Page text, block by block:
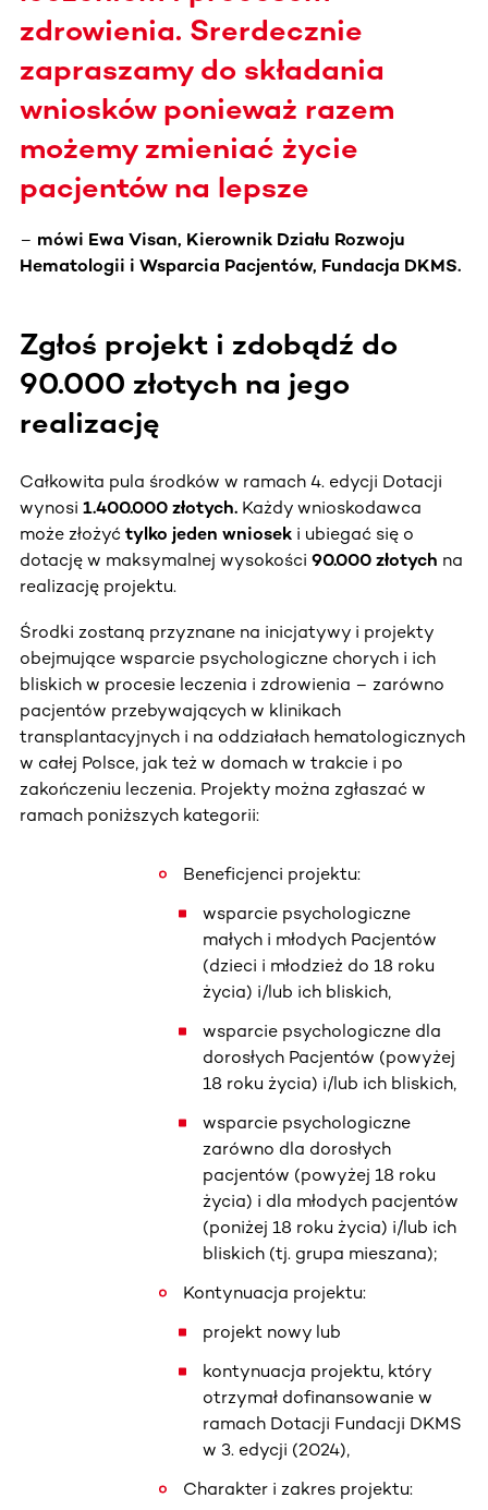
zdrowienia. Srerdecznie
zapraszamy do składania
wniosków ponieważ razem
możemy zmieniać życie
pacjentów na lepsze
– mówi Ewa Visan, Kierownik Działu Rozwoju
Hematologii i Wsparcia Pacjentów, Fundacja DKMS.
Zgłoś projekt i zdobądź do
90.000 złotych na jego
realizację
Całkowita pula środków w ramach 4. edycji Dotacji
wynosi 1.400.000 złotych. Każdy wnioskodawca
może złożyć tylko jeden wniosek i ubiegać się o
dotację w maksymalnej wysokości 90.000 złotych na
realizację projektu.
Środki zostaną przyznane na inicjatywy i projekty
obejmujące wsparcie psychologiczne chorych i ich
bliskich w procesie leczenia i zdrowienia – zarówno
pacjentów przebywających w klinikach
transplantacyjnych i na oddziałach hematologicznych
w całej Polsce, jak też w domach w trakcie i po
zakończeniu leczenia. Projekty można zgłaszać w
ramach poniższych kategorii:
Beneficjenci projektu:
wsparcie psychologiczne
małych i młodych Pacjentów
(dzieci i młodzież do 18 roku
życia) i/lub ich bliskich,
wsparcie psychologiczne dla
dorosłych Pacjentów (powyżej
18 roku życia) i/lub ich bliskich,
wsparcie psychologiczne
zarówno dla dorosłych
pacjentów (powyżej 18 roku
życia) i dla młodych pacjentów
(poniżej 18 roku życia) i/lub ich
bliskich (tj. grupa mieszana);
Kontynuacja projektu:
projekt nowy lub
kontynuacja projektu, który
otrzymał dofinansowanie w
ramach Dotacji Fundacji DKMS
w 3. edycji (2024),
Charakter i zakres projektu: